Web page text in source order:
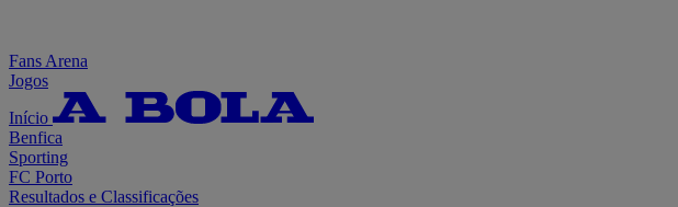
Fans Arena
Jogos
Início
Benfica
Sporting
FC Porto
Resultados e Classificações